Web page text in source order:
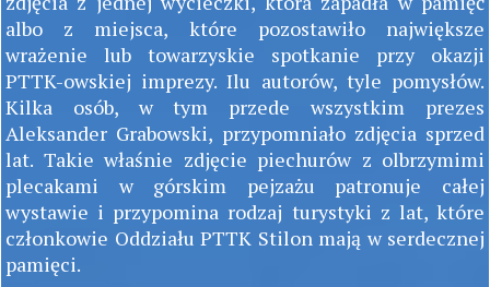
albo z miejsca, które pozostawiło największe
wrażenie lub towarzyskie spotkanie przy okazji
PTTK-owskiej imprezy. Ilu autorów, tyle pomysłów.
Kilka osób, w tym przede wszystkim prezes
Aleksander Grabowski, przypomniało zdjęcia sprzed
lat. Takie właśnie zdjęcie piechurów z olbrzymimi
plecakami w górskim pejzażu patronuje całej
wystawie i przypomina rodzaj turystyki z lat, które
członkowie Oddziału PTTK Stilon mają w serdecznej
pamięci.